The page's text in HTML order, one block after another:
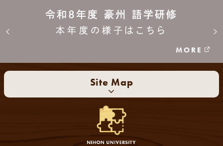
令和8年度 豪州 語学研修
本年度の様子はこちら
MORE
Site Map